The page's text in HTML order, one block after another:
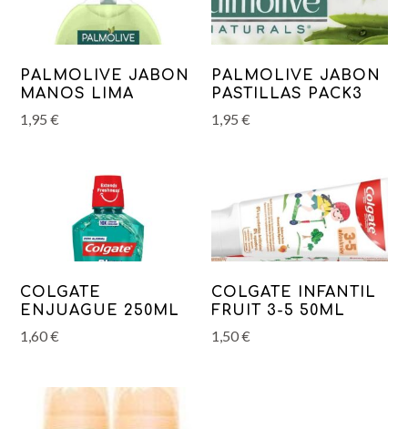
PALMOLIVE JABON
MANOS LIMA
1,95€
PALMOLIVE JABON
PASTILLAS PACK3
1,95€
COLGATE
ENJUAGUE 250ML
1,60€
COLGATE INFANTIL
FRUIT 3-5 50ML
1,50€